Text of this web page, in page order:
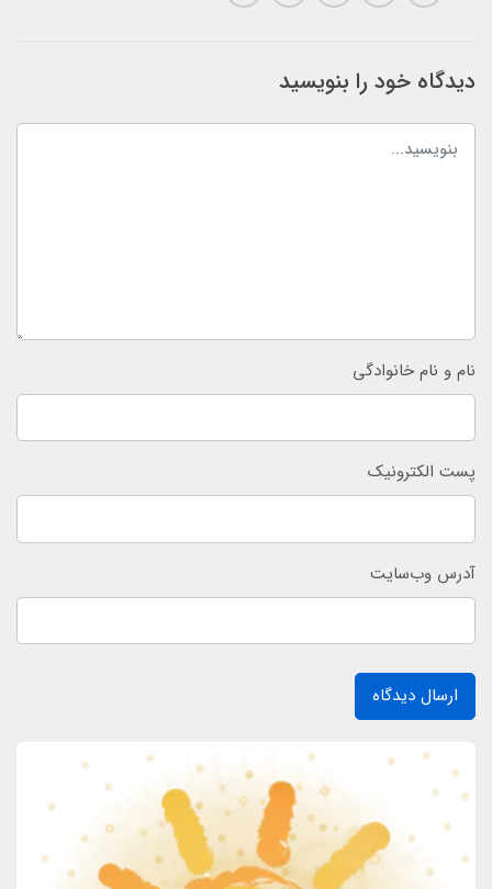
دیدگاه خود را بنویسید
نام و نام خانوادگی
پست الکترونیک
آدرس وب‌سایت
ارسال دیدگاه